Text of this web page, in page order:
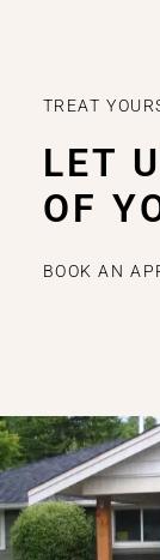
TREAT
LET
OF
BOOK AN